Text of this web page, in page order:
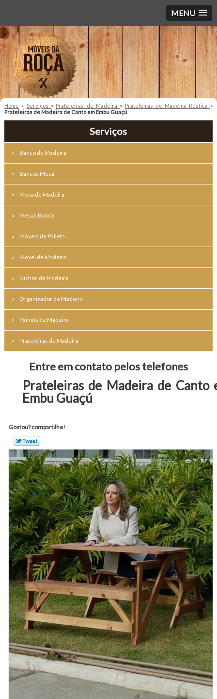
MENU
Home » Serviços » Prateleiras de Madeira » Prateleiras de Madeira Rústica »
Prateleiras de Madeira de Canto em Embu Guaçú
Serviços
Banco de Madeira
Bancos Mesa
Mesa de Madeira
Mesas Banco
Móveis de Pallets
Móvel de Madeira
Nichos de Madeira
Organizador de Madeira
Painéis de Madeira
Prateleiras de Madeira
Entre em contato pelos telefones
Prateleiras de Madeira de Canto
Embu Guaçú
Gostou? compartilhe!